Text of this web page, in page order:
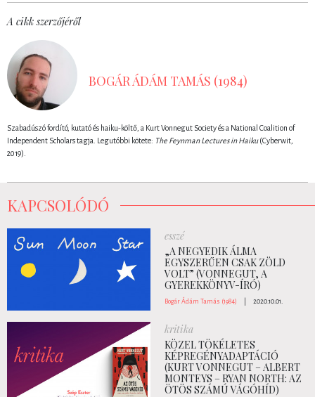
A cikk szerzőjéről
BOGÁR ÁDÁM TAMÁS (1984)
Szabadúszó fordító, kutató és haiku-költő, a Kurt Vonnegut Society és a National Coalition of
Independent Scholars tagja. Legutóbbi kötete: The Feynman Lectures in Haiku(Cyberwit,
2019).
KAPCSOLÓDÓ
esszé
„A NEGYEDIK ÁLMA
EGYSZERŰEN CSAK ZÖLD
VOLT” (VONNEGUT, A
GYEREKKÖNYV-ÍRÓ)
Bogár Ádám Tamás (1984) 2020.10.01.
kritika
KÖZEL TÖKÉLETES
KÉPREGÉNYADAPTÁCIÓ
(KURT VONNEGUT – ALBERT
MONTEYS – RYAN NORTH: AZ
ÖTÖS SZÁMÚ VÁGÓHÍD)